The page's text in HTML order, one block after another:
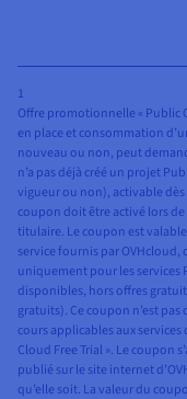
1
Offre promotionnelle « Public
en place et consommation
nouveau ou non, peut
n’a pas déjà créé un projet
vigueur ou non), activable dès
coupon doit être activé lors
titulaire. Le coupon est
service fournis par
uniquement pour les services
disponibles, hors offres
gratuits). Ce coupon n’est
cours applicables aux
Cloud Free Trial ». Le coupon
publié sur le site internet
qu’elle soit. La valeur du